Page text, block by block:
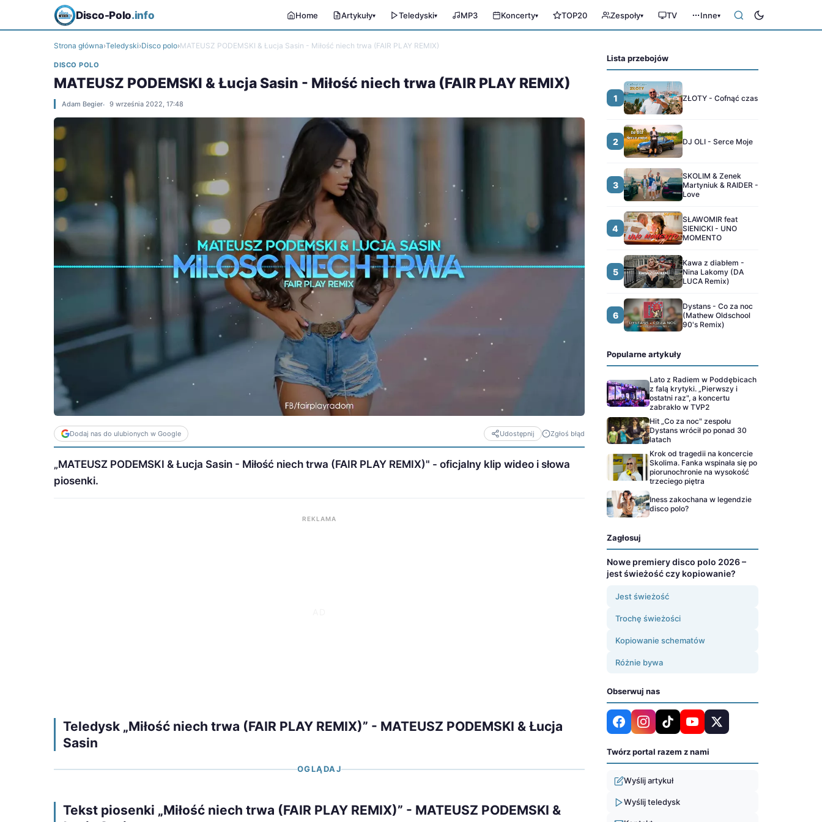
Disco-Polo.info Home Artykuły▾ Teledyski▾ MP3 Koncerty▾ TOP20 Zespoły▾ TV Inne▾
Strona główna›Teledyski›Disco polo›MATEUSZ PODEMSKI & Łucja Sasin - Miłość niech trwa (FAIR PLAY REMIX)
DISCO POLO
MATEUSZ PODEMSKI & Łucja Sasin - Miłość niech trwa (FAIR PLAY REMIX)
Adam Begier 9 września 2022, 17:48
Dodaj nas do ulubionych w Google Udostępnij Zgłoś błąd
„MATEUSZ PODEMSKI & Łucja Sasin - Miłość niech trwa (FAIR PLAY REMIX)" - oficjalny klip wideo i słowa
piosenki.
REKLAMA
Teledysk „Miłość niech trwa (FAIR PLAY REMIX)” - MATEUSZ PODEMSKI & Łucja
Sasin
OGLĄDAJ
Tekst piosenki „Miłość niech trwa (FAIR PLAY REMIX)” - MATEUSZ PODEMSKI &
Lista przebojów
1 ZŁOTY - Cofnąć czas
2 DJ OLI - Serce Moje
3
SKOLIM & Zenek
Martyniuk & RAIDER -
Love
4
SŁAWOMIR feat
SIENICKI - UNO
MOMENTO
5
Kawa z diabłem -
Nina Lakomy (DA
LUCA Remix)
6
Dystans - Co za noc
(Mathew Oldschool
90's Remix)
Popularne artykuły
Lato z Radiem w Poddębicach
z falą krytyki. „Pierwszy i
ostatni raz", a koncertu
zabrakło w TVP2
Hit „Co za noc" zespołu
Dystans wrócił po ponad 30
latach
Krok od tragedii na koncercie
Skolima. Fanka wspinała się po
piorunochronie na wysokość
trzeciego piętra
Iness zakochana w legendzie
disco polo?
Zagłosuj
Nowe premiery disco polo 2026 –
jest świeżość czy kopiowanie?
Jest świeżość
Trochę świeżości
Kopiowanie schematów
Różnie bywa
Obserwuj nas
Twórz portal razem z nami
Wyślij artykuł
Wyślij teledysk